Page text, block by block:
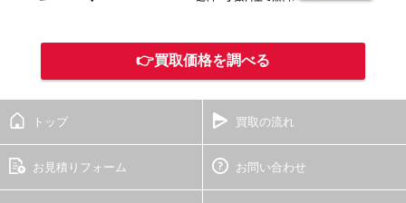
👉買取価格を調べる
トップ 買取の流れ
お見積りフォーム お問い合わせ